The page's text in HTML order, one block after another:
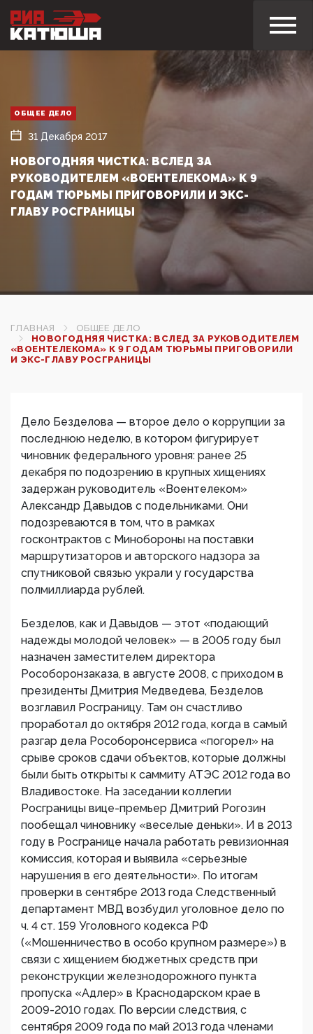
ОБЩЕЕ ДЕЛО
31 Декабря 2017
НОВОГОДНЯЯ ЧИСТКА: ВСЛЕД ЗА
РУКОВОДИТЕЛЕМ «ВОЕНТЕЛЕКОМА» К 9
ГОДАМ ТЮРЬМЫ ПРИГОВОРИЛИ И ЭКС-
ГЛАВУ РОСГРАНИЦЫ
ГЛАВНАЯ
ОБЩЕЕ ДЕЛО
НОВОГОДНЯЯ ЧИСТКА: ВСЛЕД ЗА РУКОВОДИТЕЛЕМ
«ВОЕНТЕЛЕКОМА» К 9 ГОДАМ ТЮРЬМЫ ПРИГОВОРИЛИ
И ЭКС-ГЛАВУ РОСГРАНИЦЫ
Дело Безделова — второе дело о коррупции за
последнюю неделю, в котором фигурирует
чиновник федерального уровня: ранее 25
декабря по подозрению в крупных хищениях
задержан руководитель «Воентелеком»
Александр Давыдов с подельниками. Они
подозреваются в том, что в рамках
госконтрактов с Минобороны на поставки
маршрутизаторов и авторского надзора за
спутниковой связью украли у государства
полмиллиарда рублей.
Безделов, как и Давыдов — этот «подающий
надежды молодой человек» — в 2005 году был
назначен заместителем директора
Рособоронзаказа, в августе 2008, с приходом в
президенты Дмитрия Медведева, Безделов
возглавил Росграницу. Там он счастливо
проработал до октября 2012 года, когда в самый
разгар дела Рособоронсервиса «погорел» на
срыве сроков сдачи объектов, которые должны
были быть открыты к саммиту АТЭС 2012 года во
Владивостоке. На заседании коллегии
Росграницы вице-премьер Дмитрий Рогозин
пообещал чиновнику «веселые деньки». И в 2013
году в Росгранице начала работать ревизионная
комиссия, которая и выявила «серьезные
нарушения в его деятельности». По итогам
проверки в сентябре 2013 года Следственный
департамент МВД возбудил уголовное дело по
ч. 4 ст. 159 Уголовного кодекса РФ
(«Мошенничество в особо крупном размере») в
связи с хищением бюджетных средств при
реконструкции железнодорожного пункта
пропуска «Адлер» в Краснодарском крае в
2009-2010 годах. По версии следствия, с
сентября 2009 года по май 2013 года членами